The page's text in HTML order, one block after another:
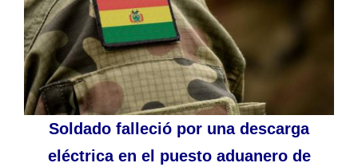
Soldado falleció por una descarga
eléctrica en el puesto aduanero de